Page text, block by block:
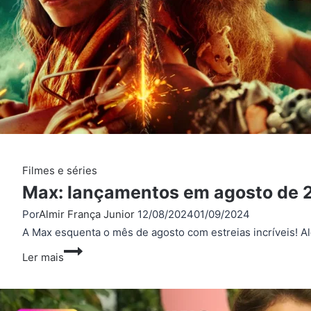
Filmes e séries
Max: lançamentos em agosto de
PorAlmir França Junior 12/08/202401/09/2024
A Max esquenta o mês de agosto com estreias incríveis!
Ler mais
Max:
em
agosto